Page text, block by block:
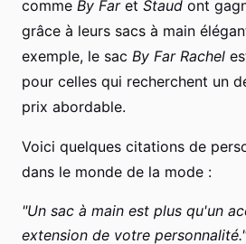
comme By Faret Staud ont
grâce à leurs sacs à main
exemple, le sac By Far Rachel
pour celles qui recherchent un
prix abordable.
Voici quelques citations de
dans le monde de la mode :
"Un sac à main est plus qu'un
extension de votre personnalité."